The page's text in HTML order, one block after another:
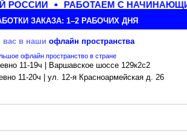
РАБОТАЕМ С
ЗАКАЗА: 1–2 РАБОЧИХ ДНЯ
вас в наши офлайн пространства
офлайн пространство в стране
11-19ч | Варшавское шоссе 129к2с2
11-20ч | ул. 12-я Красноармейская д. 26